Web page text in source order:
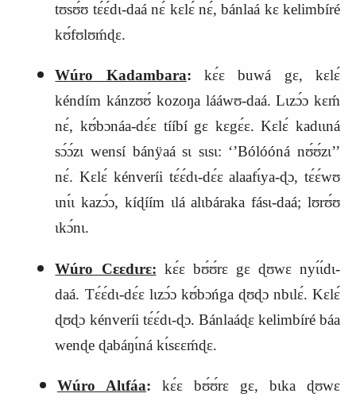
tʊsʊ́ʊ tɛ́ɛ́dɩ-daá nɛ́ kɛlɛ́ nɛ́, bánlaá kɛ kelimbíré
kʊ́fʊlʊḿɖɛ.
Wúro Kadambara: kɛ́ɛ buwá gɛ, kɛlɛ́
kéndím kánzʊʊ́ kozoŋa lááwʊ-daá. Lɩzɔ́ɔ kɛḿ
nɛ́, kʊ́bɔnáa-dɛ́ɛ tííbí gɛ kɛgɛ́ɛ. Kɛlɛ́ kadɩɩná
sɔ́ɔ́zɩ wensí bánÿaá sɩ sɩsɩ: ‘’Bólóóná nʊ́ʊ́zɩ’’
nɛ́. Kɛlɛ́ kénveríi tɛ́ɛ́dɩ-dɛ́ɛ alaafɩ́ya-ɖɔ, tɛ́ɛ́wʊ
ɩnɩ́ɩ kazɔ́ɔ, kíɖíím ɩlá alɩbáraka fásɩ-daá; lʊrʊ́ʊ
ɩkɔ́nɩ.
Wúro Cɛɛdɩrɛ: kɛ́ɛ bʊ́ʊ́rɛ gɛ ɖʊwɛ nyɩ́ɩ́dɩ-
daá. Tɛ́ɛ́dɩ-dɛ́ɛ lɩzɔ́ɔ kʊ́bɔńga ɖʊɖɔ nbɩlɛ́. Kɛlɛ́
ɖʊɖɔ kénveríi tɛ́ɛ́dɩ-ɖɔ. Bánlaáɖɛ kelimbíré báa
wenɖe ɖabáŋɩ́ná kɩ́sɛɛḿɖɛ.
Wúro Alɩfáa: kɛ́ɛ bʊ́ʊ́rɛ gɛ, bɩka ɖʊwɛ